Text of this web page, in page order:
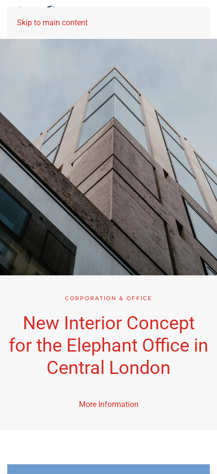
Skip to main content
CORPORATION & OFFICE
New Interior Concept
for the Elephant Office in
Central London
More Information